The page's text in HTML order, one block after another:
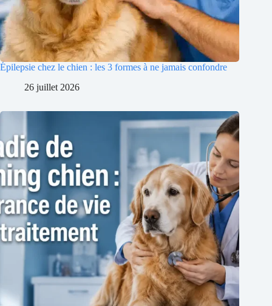
Épilepsie chez le chien : les 3 formes à ne jamais confondre
26 juillet 2026